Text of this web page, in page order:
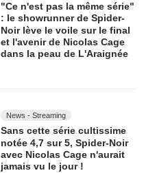
"Ce n'est pas la même série"
: le showrunner de Spider-
Noir lève le voile sur le final
et l'avenir de Nicolas Cage
dans la peau de L'Araignée
News - Streaming
Sans cette série cultissime
notée 4,7 sur 5, Spider-Noir
avec Nicolas Cage n'aurait
jamais vu le jour !